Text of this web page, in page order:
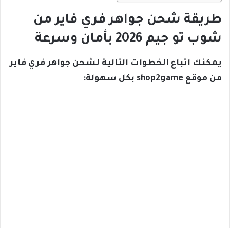
طريقة شحن جواهر فري فاير من
شوب تو جيم 2026 بأمان وسرعة
يمكنك اتباع الخطوات التالية لشحن جواهر فري فاير
من موقع shop2game بكل سهولة: